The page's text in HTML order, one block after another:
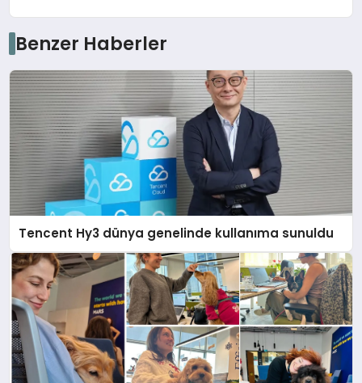
Benzer Haberler
Tencent Hy3 dünya genelinde kullanıma sunuldu